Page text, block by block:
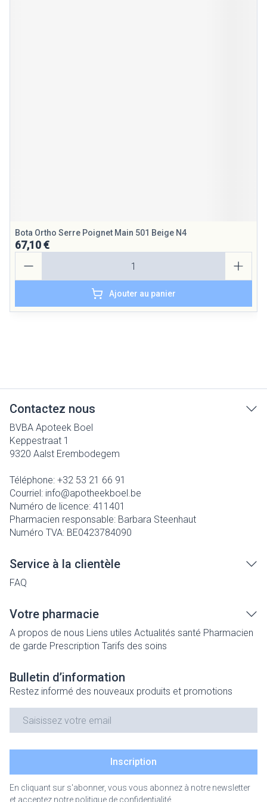
Bota Ortho Serre Poignet Main 501 Beige N4
67,10 €
Ajouter au panier
Contactez nous
BVBA Apoteek Boel
Keppestraat 1
9320 Aalst Erembodegem
Téléphone: +32 53 21 66 91
Courriel: info@apotheekboel.be
Numéro de licence: 411401
Pharmacien responsable: Barbara Steenhaut
Numéro TVA: BE0423784090
Service à la clientèle
FAQ
Votre pharmacie
A propos de nous Liens utiles Actualités santé Pharmacien
de garde Prescription Tarifs des soins
Bulletin d’information
Restez informé des nouveaux produits et promotions
Inscription
En cliquant sur s'abonner, vous vous abonnez à notre newsletter
et acceptez notre politique de confidentialité